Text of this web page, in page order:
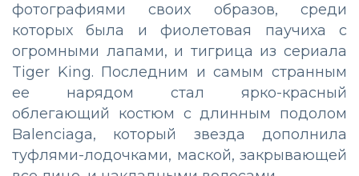
фотографиями своих образов, среди
которых была и фиолетовая паучиха с
огромными лапами, и тигрица из сериала
Tiger King. Последним и самым странным
ее нарядом стал ярко-красный
облегающий костюм с длинным подолом
Balenciaga, который звезда дополнила
туфлями-лодочками, маской, закрывающей